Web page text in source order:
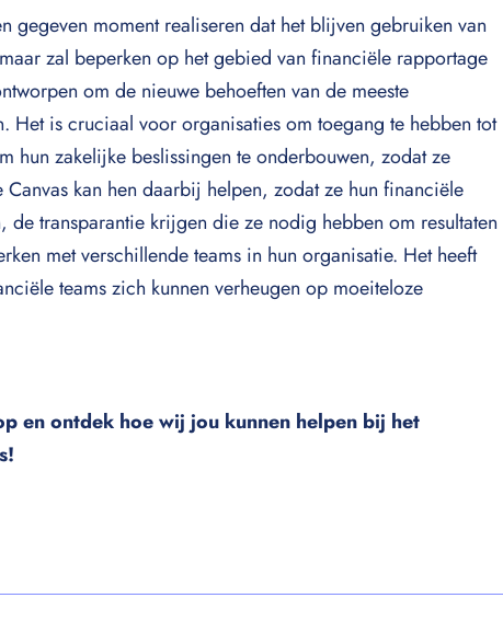
gegeven moment realiseren dat het blijven gebruiken van
zal beperken op het gebied van financiële rapportage
om de nieuwe behoeften van de meeste
Het is cruciaal voor organisaties om toegang te hebben tot
hun zakelijke beslissingen te onderbouwen, zodat ze
kan hen daarbij helpen, zodat ze hun financiële
transparantie krijgen die ze nodig hebben om resultaten
met verschillende teams in hun organisatie. Het heeft
teams zich kunnen verheugen op moeiteloze
en ontdek hoe wij jou kunnen helpen bij het